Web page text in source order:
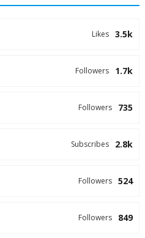
3.5k
Likes
1.7k
Followers
735
Followers
2.8k
Subscribes
524
Followers
849
Followers